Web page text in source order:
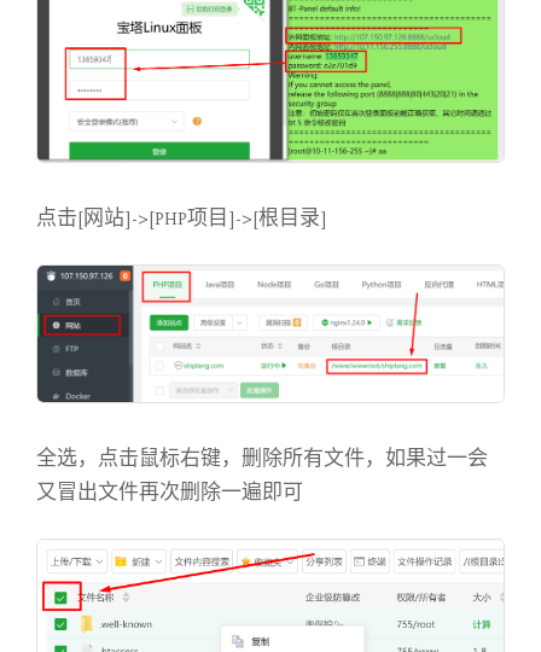
点击[网站]->[PHP项目]->[根目录]
全选，点击鼠标右键，删除所有文件，如果过一会
又冒出文件再次删除一遍即可